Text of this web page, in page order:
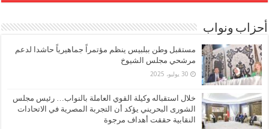
أحزاب ونواب
مستقبل وطن ببلبيس ينظم مؤتمراً جماهيرياً حاشدا لدعم
مرشحي مجلس الشيوخ
30 يوليو، 2025
خلال استقباله وكيلة القوي العاملة بالنواب… رئيس مجلس
الشورى البحريني يؤكد أن التجربة المصرية في الاتحادات
النقابية حققت أهداف مرجوة